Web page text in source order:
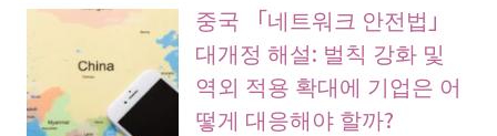
중국 「네트워크 안전법」
대개정 해설: 벌칙 강화 및
역외 적용 확대에 기업은 어
떻게 대응해야 할까?